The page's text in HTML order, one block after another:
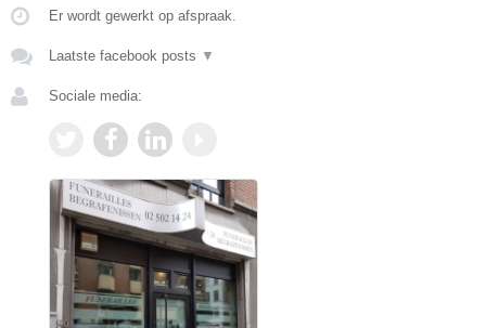
Er wordt gewerkt op afspraak.
Laatste facebook posts ▼
Sociale media: